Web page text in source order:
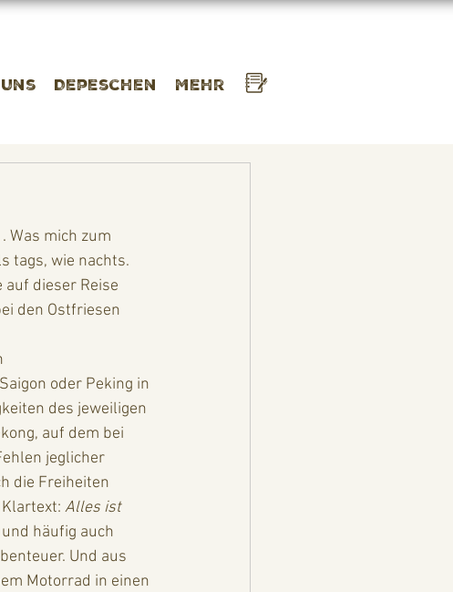
Depeschen Mehr
Was mich zum
tags, wie nachts.
dieser Reise
den Ostfriesen
oder Peking in
des jeweiligen
auf dem bei
jeglicher
die Freiheiten
Alles ist
häufig auch
Und aus
Motorrad in einen